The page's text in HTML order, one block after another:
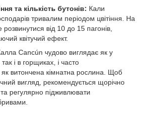
та кількість бутонів: Кали
тривалим періодом цвітіння. На
від 10 до 15 пагонів,
квітучий ефект.
Cancún чудово виглядає як у
так і в горщиках, і часто
як витончена кімнатна рослина. Щоб
вигляд, рекомендується щорічно
регулярно підживлювати